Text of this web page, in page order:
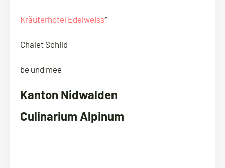
Kräuterhotel Edelweiss*
Chalet Schild
be und mee
Kanton Nidwalden
Culinarium Alpinum